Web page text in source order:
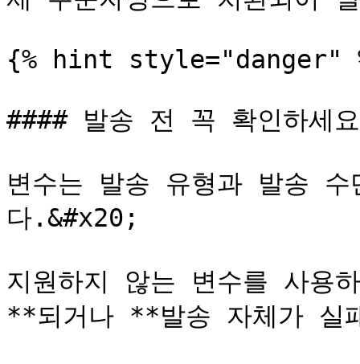
{% hint style="danger"
#### 발송 전 꼭 확인하세
변수는 발송 유형과 발송
다.&#x20;
지원하지 않는 변수를 사용
**되거나 **발송 자체가 실